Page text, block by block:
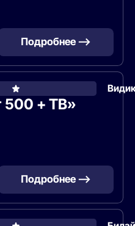
Подробнее —>
500 + ТВ»
Подробнее —>